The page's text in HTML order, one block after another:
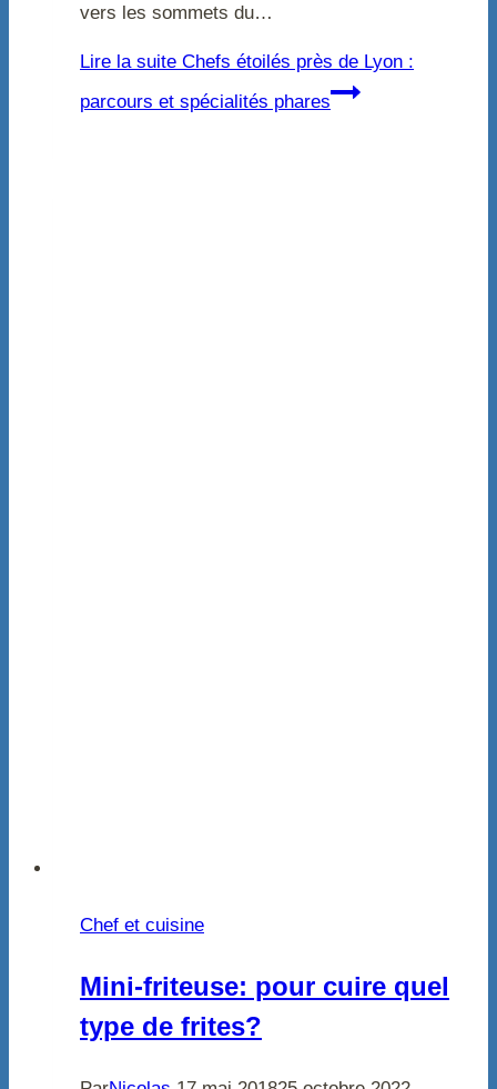
vers les sommets du…
Lire la suite Chefs étoilés près de Lyon :
parcours et spécialités phares
Chef et cuisine
Mini-friteuse: pour cuire quel
type de frites?